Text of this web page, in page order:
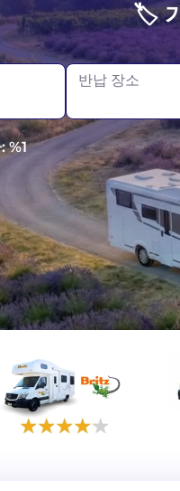
아 🏷️
반납 장소
%1